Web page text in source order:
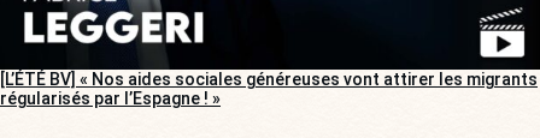
[L’ÉTÉ BV] « Nos aides sociales généreuses vont attirer les migrants
régularisés par l’Espagne ! »